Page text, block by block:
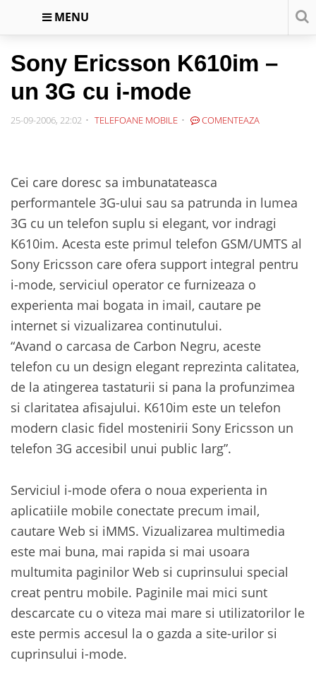
MENU
Sony Ericsson K610im –
un 3G cu i-mode
25-09-2006, 22:02 TELEFOANE MOBILE COMENTEAZA
Cei care doresc sa imbunatateasca
performantele 3G-ului sau sa patrunda in lumea
3G cu un telefon suplu si elegant, vor indragi
K610im. Acesta este primul telefon GSM/UMTS al
Sony Ericsson care ofera support integral pentru
i-mode, serviciul operator ce furnizeaza o
experienta mai bogata in imail, cautare pe
internet si vizualizarea continutului.
“Avand o carcasa de Carbon Negru, aceste
telefon cu un design elegant reprezinta calitatea,
de la atingerea tastaturii si pana la profunzimea
si claritatea afisajului. K610im este un telefon
modern clasic fidel mostenirii Sony Ericsson un
telefon 3G accesibil unui public larg”.
Serviciul i-mode ofera o noua experienta in
aplicatiile mobile conectate precum imail,
cautare Web si iMMS. Vizualizarea multimedia
este mai buna, mai rapida si mai usoara
multumita paginilor Web si cuprinsului special
creat pentru mobile. Paginile mai mici sunt
descarcate cu o viteza mai mare si utilizatorilor le
este permis accesul la o gazda a site-urilor si
cuprinsului i-mode.